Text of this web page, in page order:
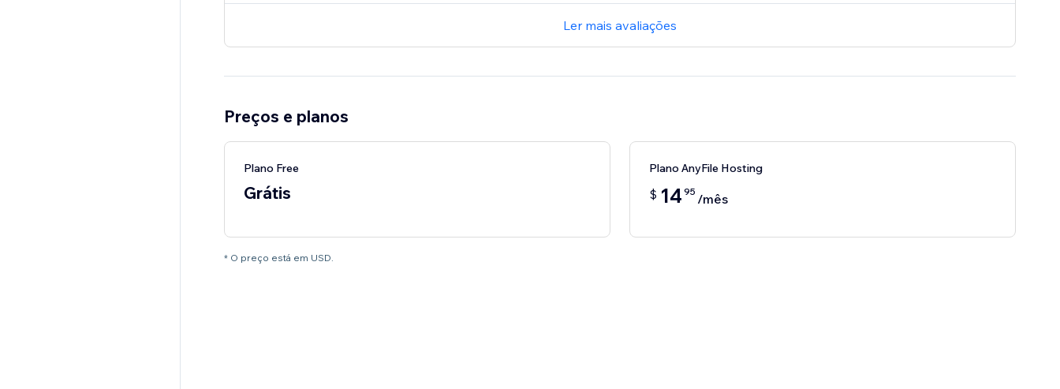
Ler mais avaliações
Preços e planos
Plano Free
Grátis
Plano AnyFile Hosting
$ 14 95 /mês
* O preço está em USD.